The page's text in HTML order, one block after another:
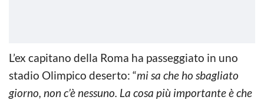
L’ex capitano della Roma ha passeggiato in uno
stadio Olimpico deserto: “mi sa che ho sbagliato
giorno, non c’è nessuno. La cosa più importante è che